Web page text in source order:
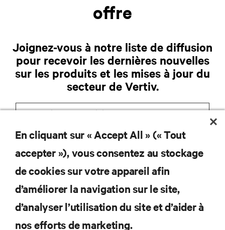
offre
Joignez-vous à notre liste de diffusion
pour recevoir les dernières nouvelles
sur les produits et les mises à jour du
secteur de Vertiv.
RESSOURCES
En cliquant sur « Accept All » (« Tout
accepter »), vous consentez au stockage
de cookies sur votre appareil afin
d’améliorer la navigation sur le site,
d’analyser l’utilisation du site et d’aider à
nos efforts de marketing.